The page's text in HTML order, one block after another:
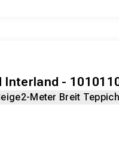
-
2-Meter Breit